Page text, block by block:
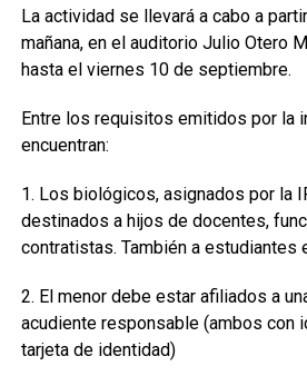
La actividad se llevará a cabo a
mañana, en el auditorio Julio Otero
hasta el viernes 10 de septiembre.
Entre los requisitos emitidos por la
encuentran:
1. Los biológicos, asignados por la
destinados a hijos de docentes,
contratistas. También a estudiantes
2. El menor debe estar afiliados a
acudiente responsable (ambos con
tarjeta de identidad)